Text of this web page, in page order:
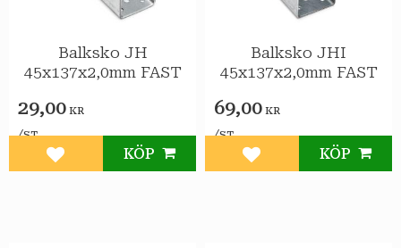
Balksko JH
45x137x2,0mm FAST
29,00 KR
/ST
Lägg till i favoriter
KÖP
Balksko JHI
45x137x2,0mm FAST
69,00 KR
/ST
Lägg till i favoriter
KÖP